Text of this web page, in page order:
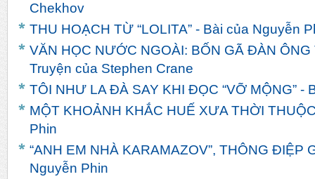
Chekhov
THU HOẠCH TỪ “LOLITA” - Bài của Nguyễn
VĂN HỌC NƯỚC NGOÀI: BỐN GÃ ĐÀN
Truyện của Stephen Crane
TÔI NHƯ LA ĐÀ SAY KHI ĐỌC “VỠ MỘNG” -
MỘT KHOẢNH KHẮC HUẾ XƯA THỜI
Phin
“ANH EM NHÀ KARAMAZOV”, THÔNG ĐIỆP
Nguyễn Phin